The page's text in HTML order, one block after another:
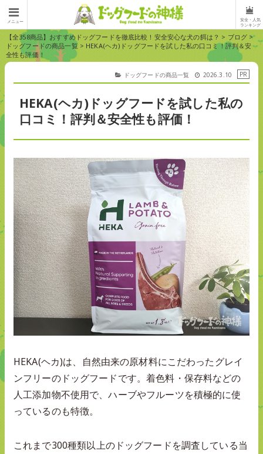
メニュー
安全・人気
ランキング
【全358商品】おすすめドッグフードを徹底比較！安全安心な犬の餌は？ > ブログ >
ドッグフードの商品一覧> HEKA(ヘカ)ドッグフードを試した私の口コミ！評判＆安
全性も評価！
ドッグフードの商品一覧 2026.3.10
HEKA(ヘカ)ドッグフードを試した私の
口コミ！評判＆安全性も評価！
HEKA(ヘカ)は、自然由来の原材料にこだわったグレイ
ンフリーのドッグフードです。着色料・保存料などの
人工添加物不使用で、ハーブやフルーツを積極的に使
っているのも特徴。
これまで300種類以上のドッグフードを調査している当